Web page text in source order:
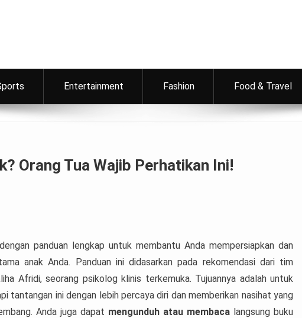
Entertainment Fashion Food & Travel
Orang Tua Wajib Perhatikan Ini!
panduan lengkap untuk membantu Anda mempersiapkan dan
anak Anda. Panduan ini didasarkan pada rekomendasi dari tim
Afridi, seorang psikolog klinis terkemuka. Tujuannya adalah untuk
tantangan ini dengan lebih percaya diri dan memberikan nasihat yang
Anda juga dapat mengunduh atau membaca langsung buku